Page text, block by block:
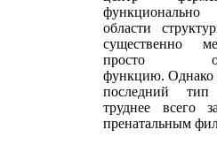
области
существенно
просто
функцию. Однако
последний тип
труднее всего
пренатальным